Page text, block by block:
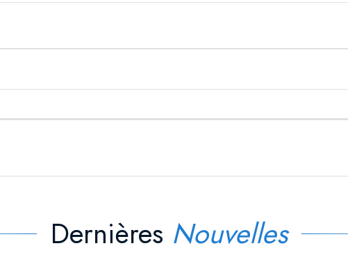
Dernières Nouvelles